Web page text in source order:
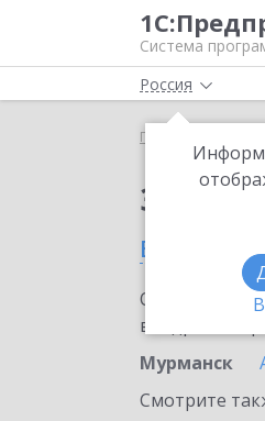
Система
Россия
Главная
в
внедрение
Мурманск
Смотрите